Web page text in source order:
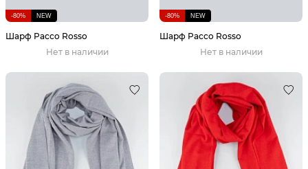
-80% NEW
Шарф Pacco Rosso
Нет в наличии
-80% NEW
Шарф Pacco Rosso
Нет в наличии